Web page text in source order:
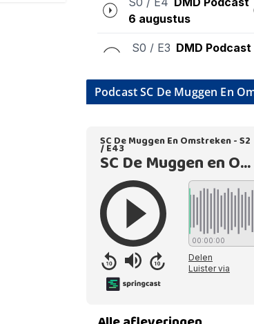
Podcast SC De Muggen En